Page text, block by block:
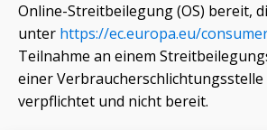
Online-Streitbeilegung (OS) bereit,
unter https://ec.europa.eu/
Teilnahme an einem
einer
verpflichtet und nicht bereit.